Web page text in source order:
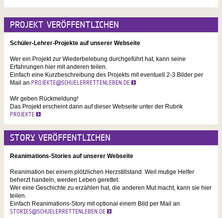
PROJEKT VERÖFFENTLICHEN
Schüler-Lehrer-Projekte auf unserer Webseite
Wer ein Projekt zur Wiederbelebung durchgeführt hat, kann seine
Erfahrungen hier mit anderen teilen.
Einfach eine Kurzbeschreibung des Projekts mit eventuell 2-3 Bilder per
Mail an PROJEKTE@SCHUELERRETTENLEBEN.DE
Wir geben Rückmeldung!
Das Projekt erscheint dann auf dieser Webseite unter der Rubrik
PROJEKTE
STORY VERÖFFENTLICHEN
Reanimations-Stories auf unserer Webseite
Reanimation bei einem plötzlichen Herzstillstand: Weil mutige Helfer
beherzt handeln, werden Leben gerettet.
Wer eine Geschichte zu erzählen hat, die anderen Mut macht, kann sie hier
teilen.
Einfach Reanimations-Story mit optional einem Bild per Mail an
STORIES@SCHUELERRETTENLEBEN.DE